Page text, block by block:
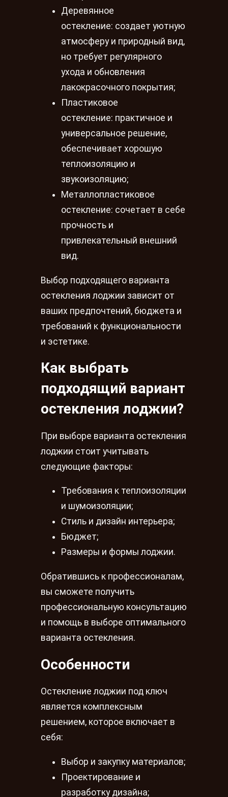
Деревянное
остекление: создает уютную
атмосферу и природный вид,
но требует регулярного
ухода и обновления
лакокрасочного покрытия;
Пластиковое
остекление: практичное и
универсальное решение,
обеспечивает хорошую
теплоизоляцию и
звукоизоляцию;
Металлопластиковое
остекление: сочетает в себе
прочность и
привлекательный внешний
вид.
Выбор подходящего варианта
остекления лоджии зависит от
ваших предпочтений, бюджета и
требований к функциональности
и эстетике.
Как выбрать
подходящий вариант
остекления лоджии?
При выборе варианта остекления
лоджии стоит учитывать
следующие факторы:
Требования к теплоизоляции
и шумоизоляции;
Стиль и дизайн интерьера;
Бюджет;
Размеры и формы лоджии.
Обратившись к профессионалам,
вы сможете получить
профессиональную консультацию
и помощь в выборе оптимального
варианта остекления.
Особенности
Остекление лоджии под ключ
является комплексным
решением, которое включает в
себя:
Выбор и закупку материалов;
Проектирование и
разработку дизайна;